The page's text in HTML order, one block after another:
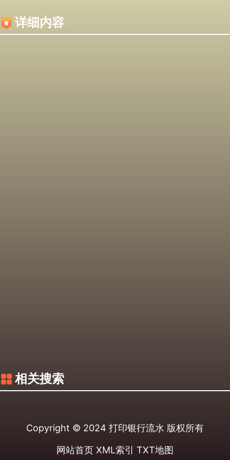
详细内容
相关搜索
Copyright © 2024 打印银行流水 版权所有
网站首页 XML索引 TXT地图